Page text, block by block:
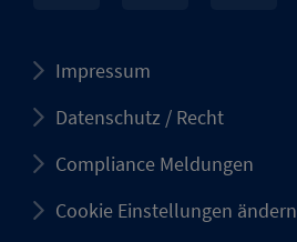
Impressum
Datenschutz / Recht
Compliance Meldungen
Cookie Einstellungen ändern